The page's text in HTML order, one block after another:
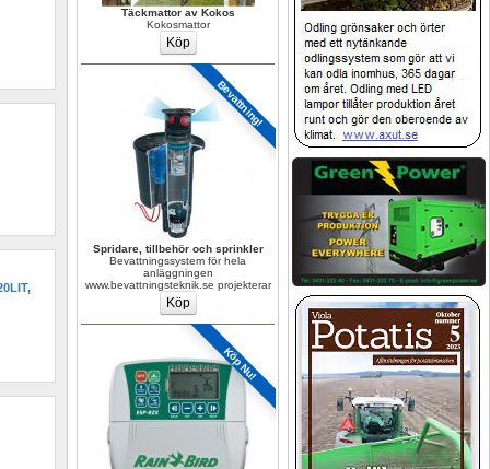
Täckmattor av Kokos
Kokosmattor
Bevattning!
Spridare, tillbehör och sprinkler
Bevattningssystem för hela
anläggningen
www.bevattningsteknik.se projekterar
Köp Nu!